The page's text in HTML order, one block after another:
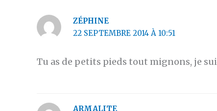
ZÉPHINE
22 SEPTEMBRE 2014 À 10:51
Tu as de petits pieds tout mignons, je
ARMALITE